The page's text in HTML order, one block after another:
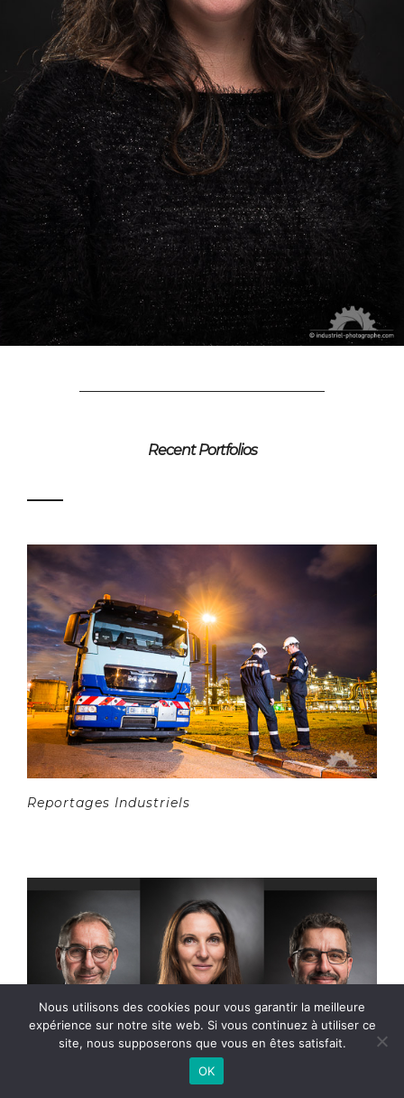
Recent Portfolios
Reportages Industriels
Nous utilisons des cookies pour vous garantir la meilleure
expérience sur notre site web. Si vous continuez à utiliser ce
site, nous supposerons que vous en êtes satisfait.
OK